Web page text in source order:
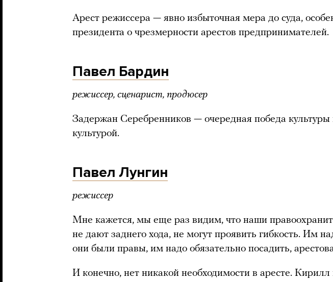
Арест режиссера — явно избыточная мера до суда,
президента о чрезмерности арестов предпринимателей.
Павел Бардин
режиссер, сценарист, продюсер
Задержан Серебренников — очередная победа культуры
культурой.
Павел Лунгин
режиссер
Мне кажется, мы еще раз видим, что наши
не дают заднего хода, не могут проявить гибкость. Им
они были правы, им надо обязательно посадить,
И конечно, нет никакой необходимости в аресте. Кирилл